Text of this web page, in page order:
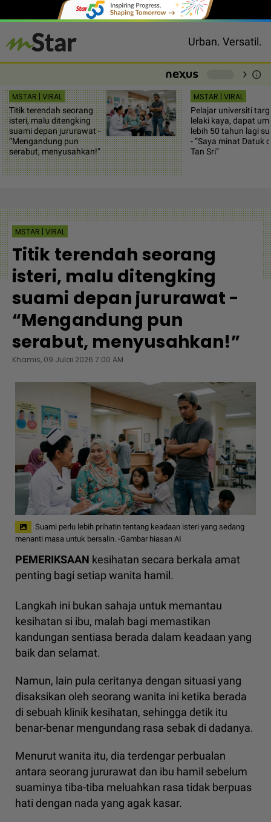
Urban. Versatil.
chevron_right info
MSTAR | VIRAL
Titik terendah seorang
isteri, malu ditengking
suami depan jururawat -
“Mengandung pun
serabut, menyusahkan!”
MSTAR | VIRAL
Pelajar universiti
lelaki kaya, dapat
lebih 50 tahun lagi
- “Saya minat Datuk
Tan Sri”
MSTAR | VIRAL
Titik terendah seorang
isteri, malu ditengking
suami depan jururawat -
“Mengandung pun
serabut, menyusahkan!”
Khamis, 09 Julai 2026 7:00 AM
Suami perlu lebih prihatin tentang keadaan isteri yang sedang
menanti masa untuk bersalin. -Gambar hiasan AI
PEMERIKSAAN kesihatan secara berkala amat
penting bagi setiap wanita hamil.
Langkah ini bukan sahaja untuk memantau
kesihatan si ibu, malah bagi memastikan
kandungan sentiasa berada dalam keadaan yang
baik dan selamat.
Namun, lain pula ceritanya dengan situasi yang
disaksikan oleh seorang wanita ini ketika berada
di sebuah klinik kesihatan, sehingga detik itu
benar-benar mengundang rasa sebak di dadanya.
Menurut wanita itu, dia terdengar perbualan
antara seorang jururawat dan ibu hamil sebelum
suaminya tiba-tiba meluahkan rasa tidak berpuas
hati dengan nada yang agak kasar.